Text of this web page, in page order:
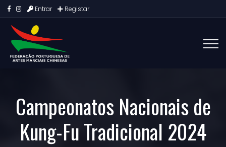
Entrar Registar
Campeonatos Nacionais de
Kung-Fu Tradicional 2024